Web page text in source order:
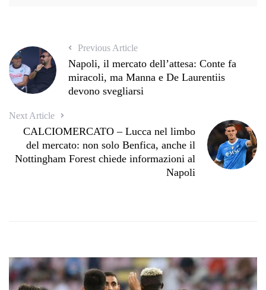
Previous Article
Napoli, il mercato dell’attesa: Conte fa
miracoli, ma Manna e De Laurentiis
devono svegliarsi
Next Article
CALCIOMERCATO – Lucca nel limbo
del mercato: non solo Benfica, anche il
Nottingham Forest chiede informazioni al
Napoli